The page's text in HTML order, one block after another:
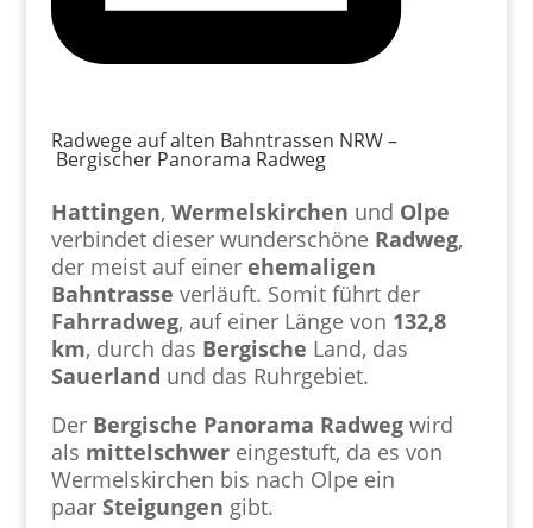
Radwege auf alten Bahntrassen NRW –
Bergischer Panorama Radweg
Hattingen, Wermelskirchen und Olpe
verbindet dieser wunderschöne Radweg,
der meist auf einer ehemaligen
Bahntrasse verläuft. Somit führt der
Fahrradweg, auf einer Länge von 132,8
km, durch das Bergische Land, das
Sauerland und das Ruhrgebiet.
DerBergische Panorama Radwegwird
als mittelschwereingestuft, da es von
Wermelskirchen bis nach Olpe ein
paar Steigungen gibt.